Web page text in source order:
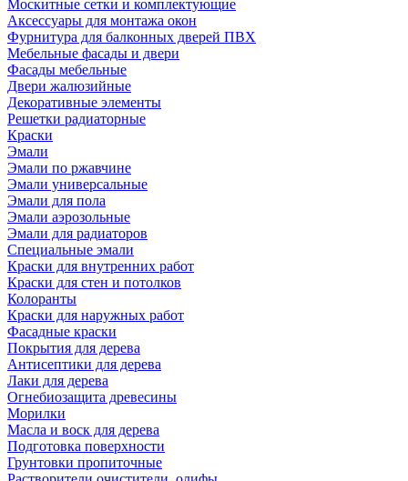
Москитные сетки и комплектующие
Аксессуары для монтажа окон
Фурнитура для балконных дверей ПВХ
Мебельные фасады и двери
Фасады мебельные
Двери жалюзийные
Декоративные элементы
Решетки радиаторные
Краски
Эмали
Эмали по ржавчине
Эмали универсальные
Эмали для пола
Эмали аэрозольные
Эмали для радиаторов
Специальные эмали
Краски для внутренних работ
Краски для стен и потолков
Колоранты
Краски для наружных работ
Фасадные краски
Покрытия для дерева
Антисептики для дерева
Лаки для дерева
Огнебиозащита древесины
Морилки
Масла и воск для дерева
Подготовка поверхности
Грунтовки пропиточные